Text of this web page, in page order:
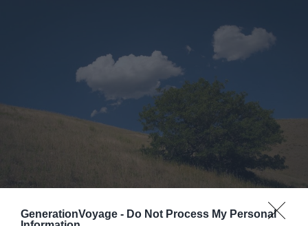
GenerationVoyage - Do Not Process My Personal
Crédit photo:Flickr – Liji Jinaraj